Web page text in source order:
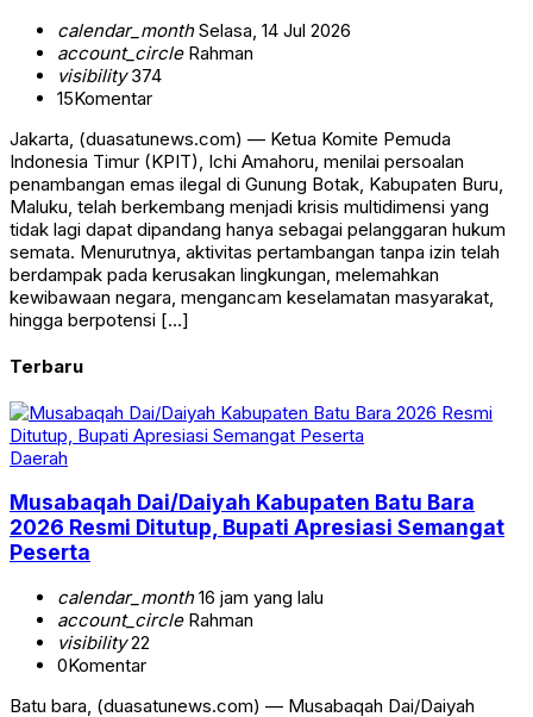
calendar_monthSelasa, 14 Jul 2026
account_circleRahman
visibility374
15Komentar
Jakarta, (duasatunews.com) — Ketua Komite Pemuda
Indonesia Timur (KPIT), Ichi Amahoru, menilai persoalan
penambangan emas ilegal di Gunung Botak, Kabupaten Buru,
Maluku, telah berkembang menjadi krisis multidimensi yang
tidak lagi dapat dipandang hanya sebagai pelanggaran hukum
semata. Menurutnya, aktivitas pertambangan tanpa izin telah
berdampak pada kerusakan lingkungan, melemahkan
kewibawaan negara, mengancam keselamatan masyarakat,
hingga berpotensi […]
Terbaru
Daerah
Musabaqah Dai/Daiyah Kabupaten Batu Bara
2026 Resmi Ditutup, Bupati Apresiasi Semangat
Peserta
calendar_month16 jam yang lalu
account_circleRahman
visibility22
0Komentar
Batu bara, (duasatunews.com) — Musabaqah Dai/Daiyah